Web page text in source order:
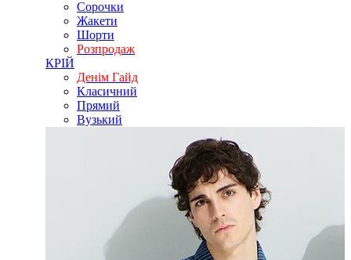
Сорочки
Жакети
Шорти
Розпродаж
КРІЙ
Денім Гайд
Класичний
Прямий
Вузький